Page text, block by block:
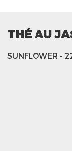
THÉ AU
SUNFLOWER -